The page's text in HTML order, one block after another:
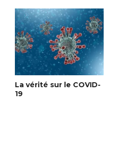
La vérité sur le COVID-
19